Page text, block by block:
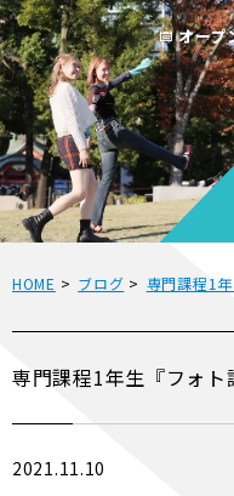
オープ
HOME > ブログ > 専門課程1
専門課程1年生『フォ
2021.11.10